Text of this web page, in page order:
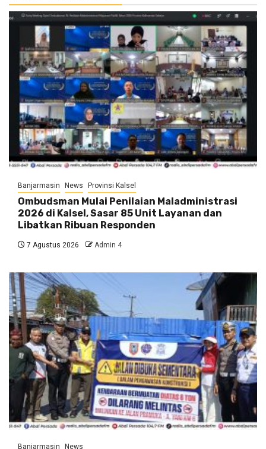
Banjarmasin News Provinsi Kalsel
Ombudsman Mulai Penilaian Maladministrasi
2026 di Kalsel, Sasar 85 Unit Layanan dan
Libatkan Ribuan Responden
7 Agustus 2026 Admin 4
Banjarmasin News